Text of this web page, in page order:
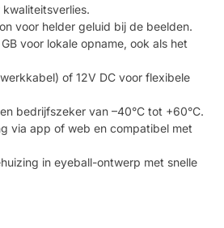
voor helder geluid bij de beelden.
voor lokale opname, ook als het
of 12V DC voor flexibele
bedrijfszeker van –40°C tot +60°C.
via app of web en compatibel met
in eyeball-ontwerp met snelle